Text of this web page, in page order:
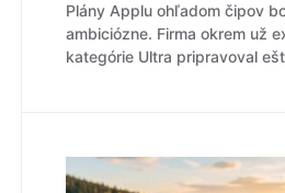
Plány Applu ohľadom čipov
ambiciózne. Firma okrem už
kategórie Ultra pripravoval